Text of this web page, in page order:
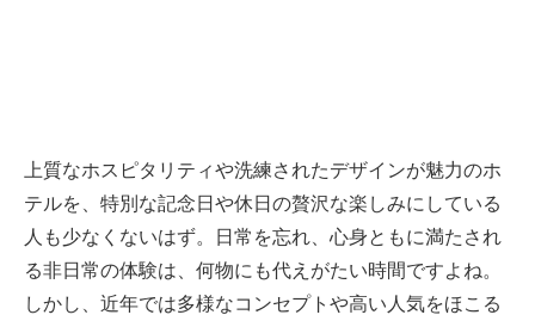
上質なホスピタリティや洗練されたデザインが魅力のホ
テルを、特別な記念日や休日の贅沢な楽しみにしている
人も少なくないはず。日常を忘れ、心身ともに満たされ
る非日常の体験は、何物にも代えがたい時間ですよね。
しかし、近年では多様なコンセプトや高い人気をほこる